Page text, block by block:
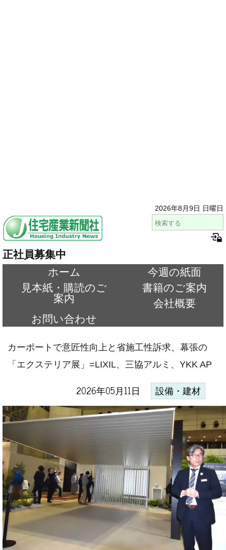
2026年8月9日 日曜日
正社員募集中
ホーム
今週の紙面
見本紙・購読のご
案内
書籍のご案内
会社概要
お問い合わせ
カーポートで意匠性向上と省施工性訴求、幕張の
「エクステリア展」=LIXIL、三協アルミ、YKK AP
2026年05月11日 設備・建材